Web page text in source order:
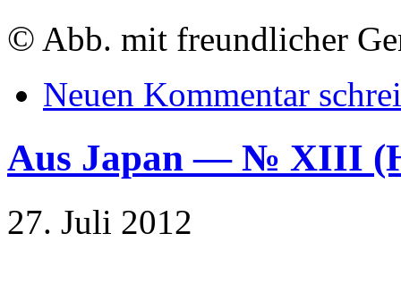
© Abb. mit freundlicher
Neuen Kommentar
Aus Japan — № XIII
27. Juli 2012